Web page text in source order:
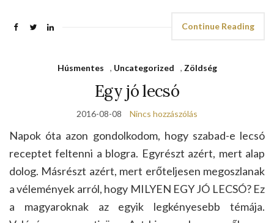
Continue Reading
Húsmentes , Uncategorized , Zöldség
Egy jó lecsó
2016-08-08 Nincs hozzászólás
Napok óta azon gondolkodom, hogy szabad-e lecsó
receptet feltenni a blogra. Egyrészt azért, mert alap
dolog. Másrészt azért, mert erőteljesen megoszlanak
a vélemények arról, hogy MILYEN EGY JÓ LECSÓ? Ez
a magyaroknak az egyik legkényesebb témája.